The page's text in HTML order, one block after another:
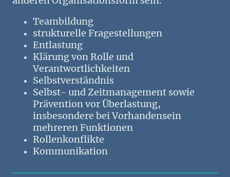
Teambildung
strukturelle Fragestellungen
Entlastung
Klärung von Rolle und
Verantwortlichkeiten
Selbstverständnis
Selbst- und Zeitmanagement sowie
Prävention vor Überlastung,
insbesondere bei Vorhandensein
mehreren Funktionen
Rollenkonflikte
Kommunikation